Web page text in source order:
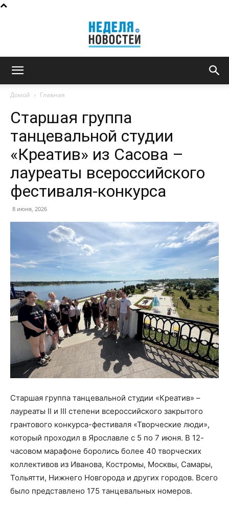
новостей
Домой Главная
Старшая группа
танцевальной студии
«Креатив» из Сасова –
лауреаты всероссийского
фестиваля-конкурса
8 июня, 2026
Старшая группа танцевальной студии «Креатив» –
лауреаты II и III степени всероссийского закрытого
грантового конкурса-фестиваля «Творческие люди»,
который проходил в Ярославле с 5 по 7 июня. В 12-
часовом марафоне боролись более 40 творческих
коллективов из Иванова, Костромы, Москвы, Самары,
Тольятти, Нижнего Новгорода и других городов. Всего
было представлено 175 танцевальных номеров.